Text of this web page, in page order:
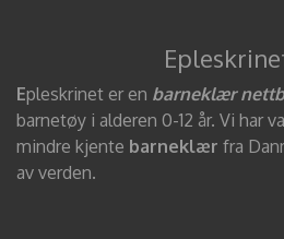
Epleskrinet er en barneklær
barnetøy i alderen 0-12 år. Vi har
mindre kjente barneklær fra
av verden.